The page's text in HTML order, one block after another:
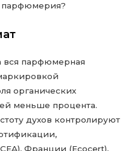
парфюмерия?
вся парфюмерная
органических
меньше процента.
духов контролируют
Франции (Ecocert),